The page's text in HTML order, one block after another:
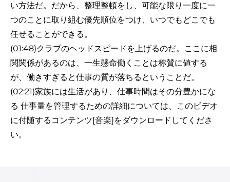
い方法だ。だから、整理整頓をし、可能な限り一度に一
つのことに取り組む優先順位をつけ、いつでもどこでも
任せることができる。
(01:48)クラブのヘッドスピードを上げるのだ。ここに相
関関係があるのは、一生懸命働くことは称賛に値する
が、働きすぎると仕事の質が落ちるということだ。
(02:21)家族には生活があり、仕事時間はその分豊かにな
る 仕事量を管理するための詳細については、このビデオ
に付随するコンテンツ[音楽]をダウンロードしてくださ
い。